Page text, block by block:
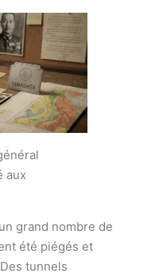
aux
grand nombre de
été piégés et
tunnels